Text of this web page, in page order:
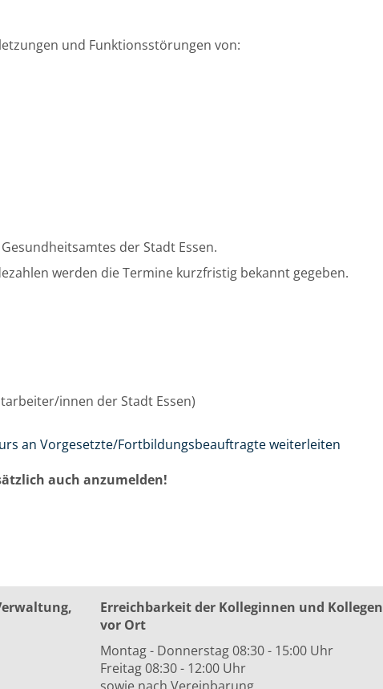
und Funktionsstörungen von:
der Stadt Essen.
werden die Termine kurzfristig bekannt gegeben.
innen der Stadt Essen)
an Vorgesetzte/Fortbildungsbeauftragte weiterleiten
auch anzumelden!
Erreichbarkeit der Kolleginnen und Kollegen
vor Ort
Montag - Donnerstag 08:30 - 15:00 Uhr
Freitag 08:30 - 12:00 Uhr